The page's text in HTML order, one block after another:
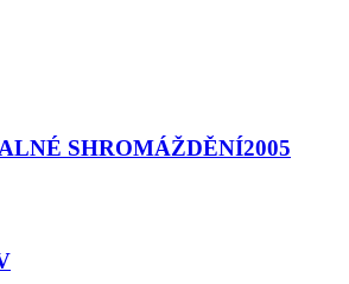
SHROMÁŽDĚNÍ2005